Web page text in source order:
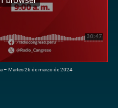
– Martes 26 de marzo de 2024